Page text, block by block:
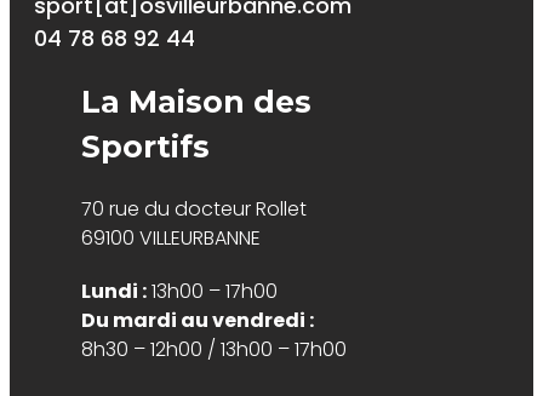
04 78 68 92 44
La Maison des
Sportifs
70 rue du docteur Rollet
69100 VILLEURBANNE
Lundi :13h00 – 17h00
Du mardi au vendredi :
8h30 – 12h00 / 13h00 – 17h00